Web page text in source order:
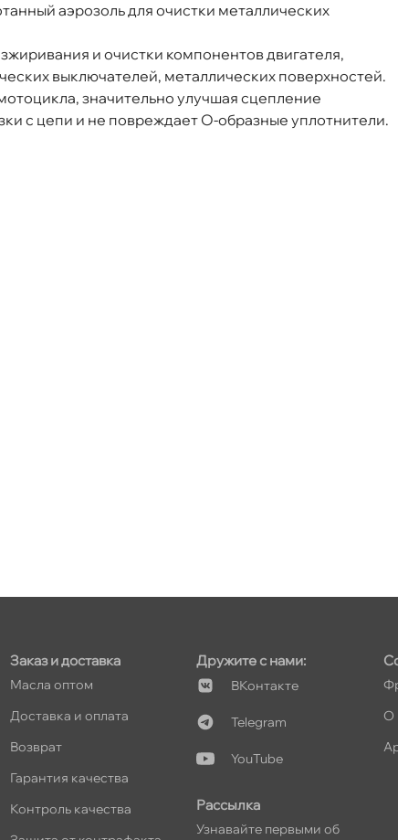
аэрозоль для очистки металлических
и очистки компонентов двигателя,
выключателей, металлических поверхностей.
значительно улучшая сцепление
с цепи и не повреждает O-образные уплотнители.
Заказ и доставка
Масла оптом
Доставка и оплата
озврат
Гарантия качества
Контроль качества
Дружите с нами:
Контакте
Telegram
YouTube
Рассылка
Узнавайте первыми о
О